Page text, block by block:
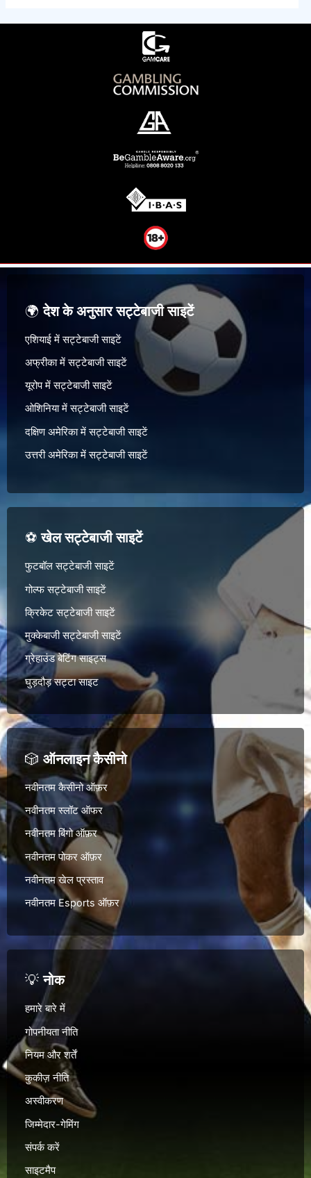
🌍देश के अनुसार सट्टेबाजी साइटें
एशियाई में सट्टेबाजी साइटें
अफ्रीका में सट्टेबाजी साइटें
यूरोप में सट्टेबाजी साइटें
ओशिनिया में सट्टेबाजी साइटें
दक्षिण अमेरिका में सट्टेबाजी साइटें
उत्तरी अमेरिका में सट्टेबाजी साइटें
⚽खेल सट्टेबाजी साइटें
फुटबॉल सट्टेबाजी साइटें
गोल्फ सट्टेबाजी साइटें
क्रिकेट सट्टेबाजी साइटें
मुक्केबाजी सट्टेबाजी साइटें
ग्रेहाउंड बेटिंग साइट्स
घुड़दौड़ सट्टा साइट
🎲ऑनलाइन कैसीनो
नवीनतम कैसीनो ऑफ़र
नवीनतम स्लॉट ऑफर
नवीनतम बिंगो ऑफ़र
नवीनतम पोकर ऑफ़र
नवीनतम खेल प्रस्ताव
नवीनतम Esports ऑफ़र
💡नोक
हमारे बारे में
गोपनीयता नीति
नियम और शर्तें
कुकीज़ नीति
अस्वीकरण
जिम्मेदार-गेमिंग
संपर्क करें
साइटमैप